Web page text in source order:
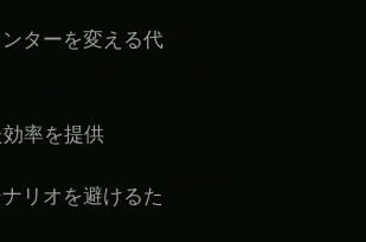
ターを変える代
率を提供
リオを避けるた